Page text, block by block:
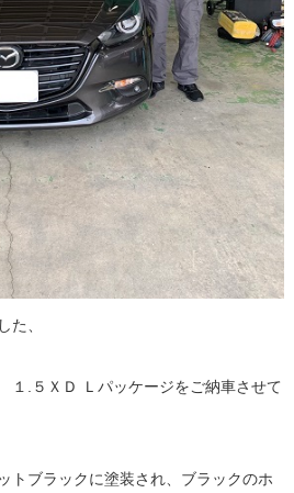
た、
.５ＸＤ Ｌパッケージをご納車させて
トブラックに塗装され、ブラックのホ